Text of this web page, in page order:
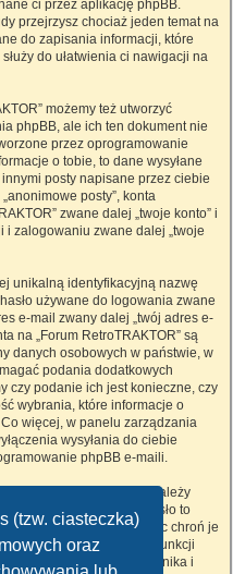
(tzw. ciasteczka)
oraz
ci przez aplikację phpBB.
przejrzysz chociaż jeden temat na
do zapisania informacji, które
do ułatwienia ci nawigacji na
możemy też utworzyć
phpBB, ale ich ten dokument nie
przez oprogramowanie
o tobie, to dane wysyłane
posty napisane przez ciebie
posty”, konta
zwane dalej „twoje konto” i
zalogowaniu zwane dalej „twoje
unikalną identyfikacyjną nazwę
używane do logowania zwane
e-mail zwany dalej „twój adres e-
na „Forum RetroTRAKTOR” są
danych osobowych w państwie, w
podania dodatkowych
czy podanie ich jest konieczne, czy
wybrania, które informacje o
więcej, w panelu zarządzania
wysyłania do ciebie
phpBB e-maili.
bezpieczne, niemniej nie należy
internetowych. Hasło to
RetroTRAKTOR”, więc chroń je
. Jeśli je zapomnisz, użyj funkcji
o podanie nazwy użytkownika i